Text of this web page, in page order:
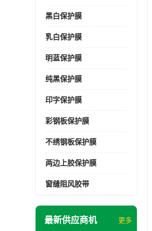
黑白保护膜
乳白保护膜
明蓝保护膜
纯黑保护膜
印字保护膜
彩钢板保护膜
不绣钢板保护膜
两边上胶保护膜
窗缝阻风胶带
最新供应商机 更多